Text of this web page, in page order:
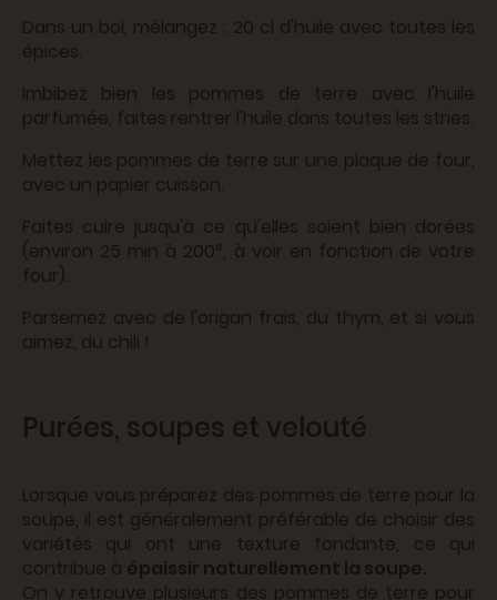
Dans un bol, mélangez : 20 cl d'huile avec toutes les
épices.
Imbibez bien les pommes de terre avec l'huile
parfumée, faites rentrer l'huile dans toutes les stries.
Mettez les pommes de terre sur une plaque de four,
avec un papier cuisson.
Faites cuire jusqu'à ce qu'elles soient bien dorées
(environ 25 min à 200°, à voir en fonction de votre
four).
Parsemez avec de l'origan frais, du thym, et si vous
aimez, du chili !
Purées, soupes et velouté
Lorsque vous préparez des pommes de terre pour la
soupe, il est généralement préférable de choisir des
variétés qui ont une texture fondante, ce qui
contribue à épaissir naturellement la soupe.
On y retrouve plusieurs des pommes de terre pour